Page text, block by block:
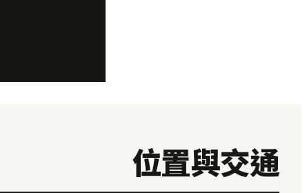
位置與交通